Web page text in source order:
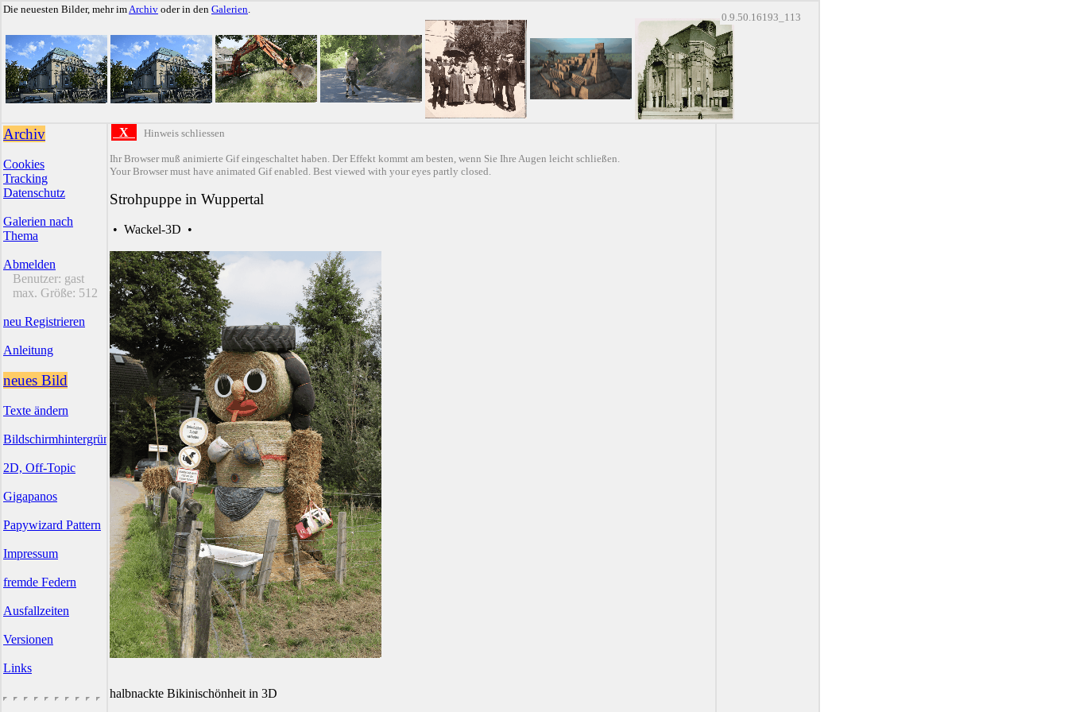
Die neuesten Bilder, mehr imArchiv oder in den Galerien.
0.9.50.16193_113
Archiv
Cookies
Tracking
Datenschutz
Galerien nach
Thema
Abmelden
Benutzer: gast
max. Größe: 512
neu Registrieren
Anleitung
neues Bild
Texte ändern
Bildschirmhintergründe
2D, Off-Topic
Gigapanos
Papywizard Pattern
Impressum
fremde Federn
Ausfallzeiten
Versionen
Links
X Hinweis schliessen
Ihr Browser muß animierte Gif eingeschaltet haben. Der Effekt kommt am besten, wenn Sie Ihre Augen leicht schließen.
Your Browser must have animated Gif enabled. Best viewed with your eyes partly closed.
Strohpuppe in Wuppertal
• Wackel-3D •
halbnackte Bikinischönheit in 3D